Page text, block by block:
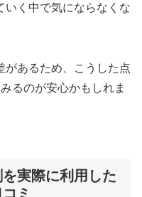
いく中で気にならなくな
があるため、こうした点
るのが安心かもしれま
実際に利用した
ミ